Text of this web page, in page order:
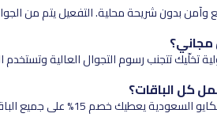
وآمن بدون شريحة محلية. التفعيل يتم من
تخلّيك تتجنب رسوم التجوال العالية وتستخدم
كل الباقات؟
15% على جميع الباقات اليومية، الأسبوعية، والشهرية.